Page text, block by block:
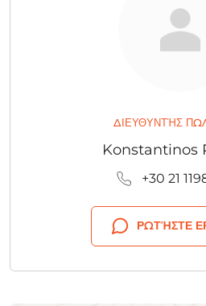
ΔΙΕΥΘΥΝΤΉΣ
Konstantinos
+30 21
ΡΩΤΉΣΤΕ